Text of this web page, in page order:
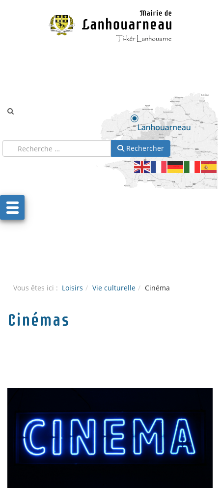
Aller au contenu Aller au menu
Rechercher
Vous êtes ici : Loisirs Vie culturelle Cinéma
Cinémas